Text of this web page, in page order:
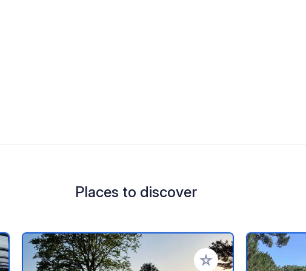
Places to discover